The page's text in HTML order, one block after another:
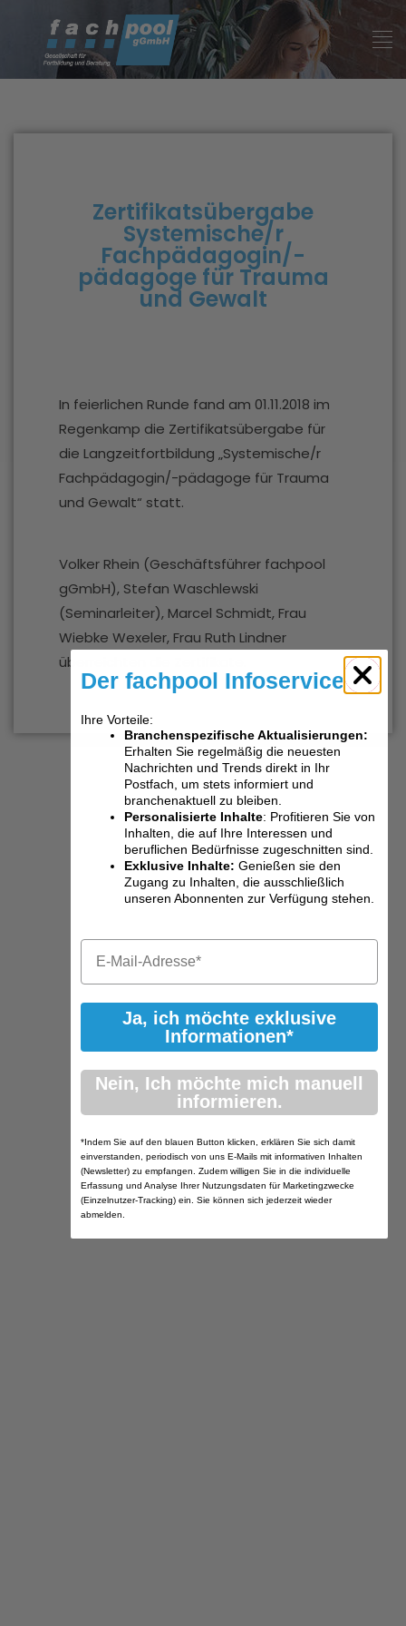
Zertifikatsübergabe
Systemische/r
Fachpädagogin/-
pädagoge für Trauma
und Gewalt
In feierlichen Runde fand am 01.11.2018 im
Regenkamp die Zertifikatsübergabe für
die Langzeitfortbildung „Systemische/r
Fachpädagogin/-pädagoge für Trauma
und Gewalt“ statt.
Volker Rhein (Geschäftsführer fachpool
gGmbH), Stefan Waschlewski
(Seminarleiter), Marcel Schmidt, Frau
Wiebke Wexeler, Frau Ruth Lindner
überreichten die Zertifikate.
Der fachpool Infoservice
Ihre Vorteile:
Branchenspezifische Aktualisierungen:
Erhalten Sie regelmäßig die neuesten
Nachrichten und Trends direkt in Ihr
Postfach, um stets informiert und
branchenaktuell zu bleiben.
Personalisierte Inhalte: Profitieren Sie von
Inhalten, die auf Ihre Interessen und
beruflichen Bedürfnisse zugeschnitten sind.
Exklusive Inhalte: Genießen sie den
Zugang zu Inhalten, die ausschließlich
unseren Abonnenten zur Verfügung stehen.
Ja, ich möchte exklusive
Informationen*
Nein, Ich möchte mich manuell
informieren.
*Indem Sie auf den blauen Button klicken, erklären Sie sich damit
einverstanden, periodisch von uns E-Mails mit informativen Inhalten
(Newsletter) zu empfangen. Zudem willigen Sie in die individuelle
Erfassung und Analyse Ihrer Nutzungsdaten für Marketingzwecke
(Einzelnutzer-Tracking) ein. Sie können sich jederzeit wieder
abmelden.